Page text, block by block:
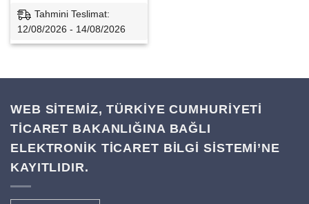
Tahmini Teslimat:
12/08/2026 - 14/08/2026
WEB SİTEMİZ, TÜRKİYE CUMHURİYETİ
TİCARET BAKANLIĞINA BAĞLI
ELEKTRONİK TİCARET BİLGİ SİSTEMİ’NE
KAYITLIDIR.